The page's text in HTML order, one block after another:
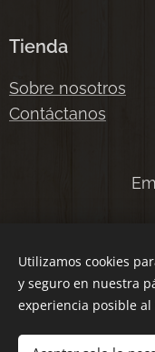
Tienda
Sobre nosotros
Contáctanos
Utilizamos cookies
y seguro en nuestra
experiencia posible al